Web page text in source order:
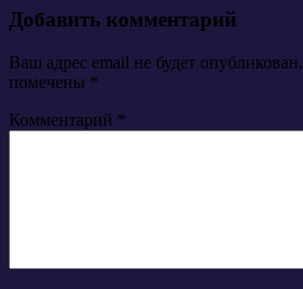
Добавить комментарий
Ваш адрес email не будет опубликован.
помечены *
Комментарий *